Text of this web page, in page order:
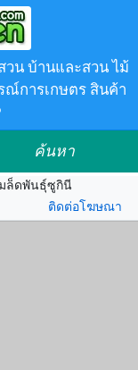
น บ้านและสวน ไม้
การเกษตร สินค้า
ค้นหา
ล็ดพันธุ์ซูกินี
ติดต่อโฆษณา